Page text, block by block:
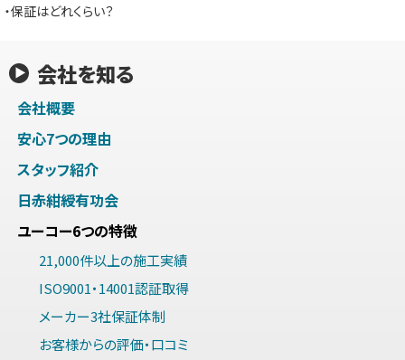
・保証はどれくらい？
会社を知る
会社概要
安心7つの理由
スタッフ紹介
日赤紺綬有功会
ユーコー6つの特徴
21,000件以上の施工実績
ISO9001・14001認証取得
メーカー3社保証体制
お客様からの評価・口コミ